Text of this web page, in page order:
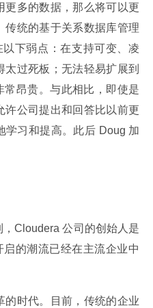
更多的数据，那么将可以更
传统的基于关系数据库管理
下弱点：在支持可变、凌
过死板；无法轻易扩展到
昂贵。与此相比，即使是
许公司提出和回答比以前更
学习和提高。此后 Doug 加
Cloudera 公司的创始人是
的潮流已经在主流企业中
的时代。目前，传统的企业